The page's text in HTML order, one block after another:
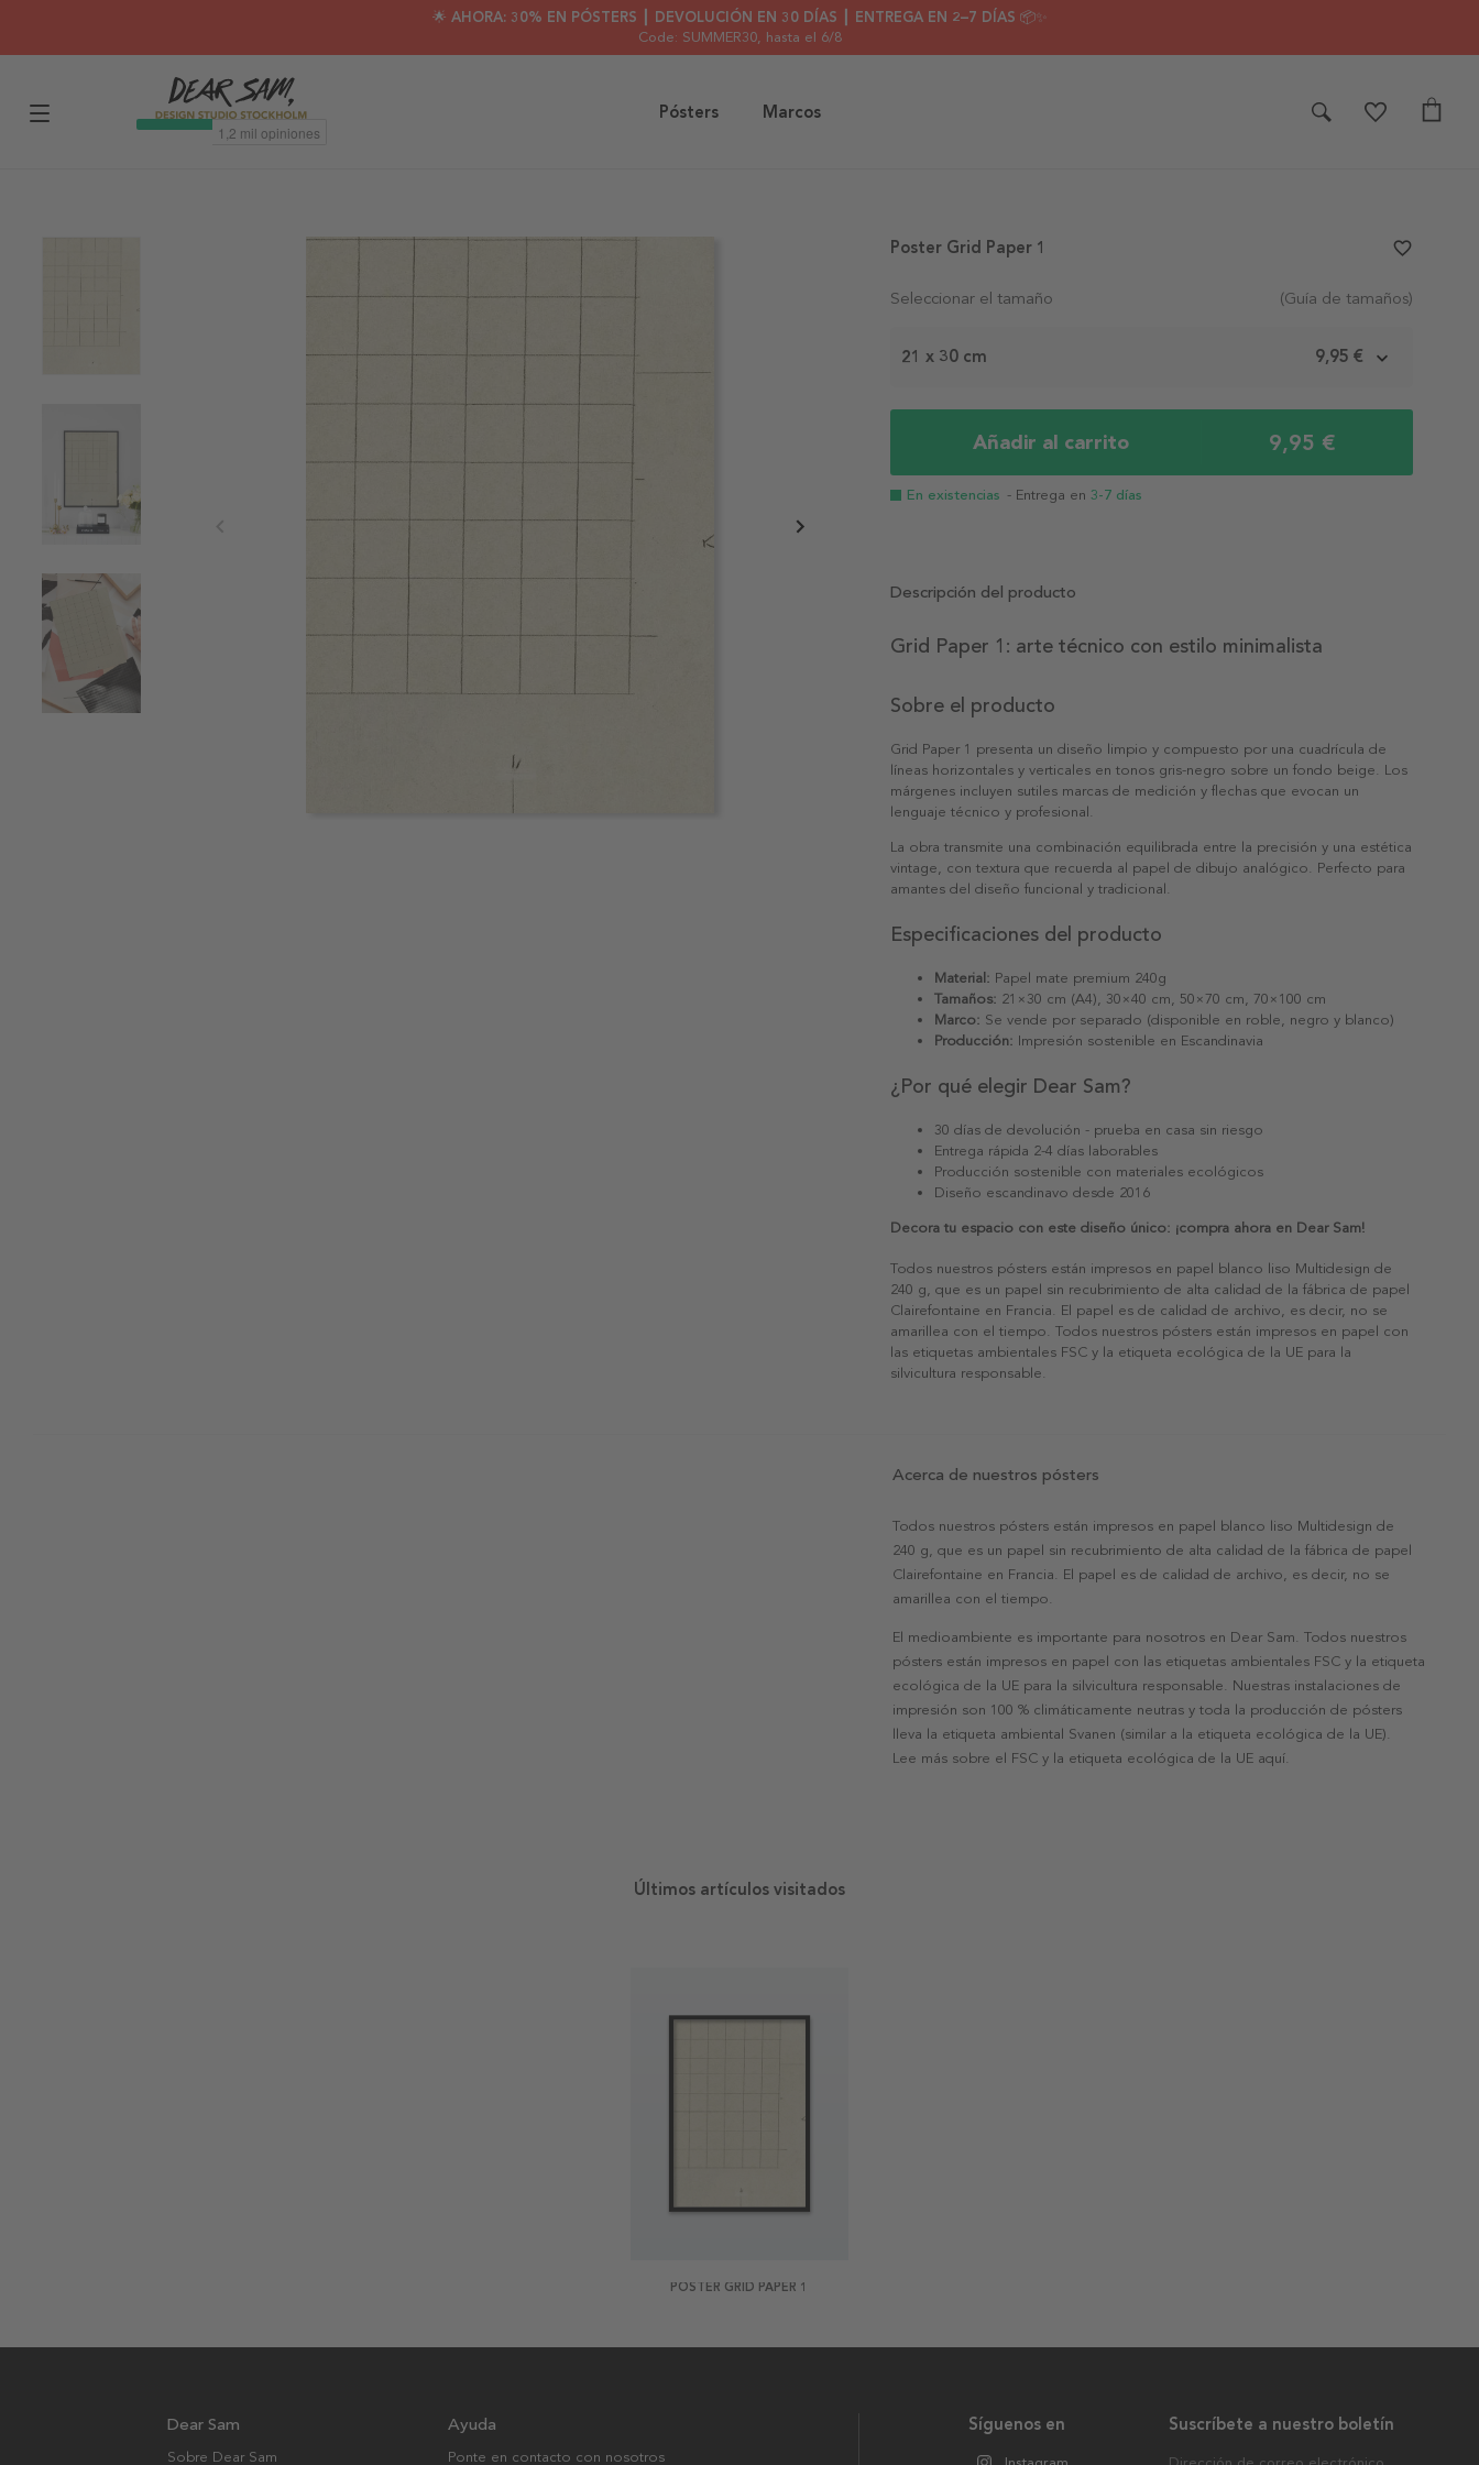
🌟 AHORA: 30% EN PÓSTERS ┃ DEVOLUCIÓN EN 30 DÍAS ┃ ENTREGA EN 2–7 DÍAS 📦✨
Code: SUMMER30, hasta el 6/8
Pósters Marcos
Seleccionar el tamaño (Guía de tamaños)
21 x 30 cm 9,95 €
Añadir al carrito 9,95 €
En existencias - Entrega en 3-7 días
Poster Grid Paper 1 favorite_border
Descripción del producto
Grid Paper 1: arte técnico con estilo minimalista
Sobre el producto
Grid Paper 1 presenta un diseño limpio y compuesto por una cuadrícula de
líneas horizontales y verticales en tonos gris-negro sobre un fondo beige. Los
márgenes incluyen sutiles marcas de medición y flechas que evocan un
lenguaje técnico y profesional.
La obra transmite una combinación equilibrada entre la precisión y una estética
vintage, con textura que recuerda al papel de dibujo analógico. Perfecto para
amantes del diseño funcional y tradicional.
Especificaciones del producto
Material: Papel mate premium 240g
Tamaños: 21×30 cm (A4), 30×40 cm, 50×70 cm, 70×100 cm
Marco: Se vende por separado (disponible en roble, negro y blanco)
Producción: Impresión sostenible en Escandinavia
¿Por qué elegir Dear Sam?
30 días de devolución - prueba en casa sin riesgo
Entrega rápida 2-4 días laborables
Producción sostenible con materiales ecológicos
Diseño escandinavo desde 2016
Decora tu espacio con este diseño único: ¡compra ahora en Dear Sam!
Todos nuestros pósters están impresos en papel blanco liso Multidesign de
240 g, que es un papel sin recubrimiento de alta calidad de la fábrica de papel
Clairefontaine en Francia. El papel es de calidad de archivo, es decir, no se
amarillea con el tiempo. Todos nuestros pósters están impresos en papel con
las etiquetas ambientales FSC y la etiqueta ecológica de la UE para la
silvicultura responsable.
Acerca de nuestros pósters
Todos nuestros pósters están impresos en papel blanco liso Multidesign de
240 g, que es un papel sin recubrimiento de alta calidad de la fábrica de papel
Clairefontaine en Francia. El papel es de calidad de archivo, es decir, no se
amarillea con el tiempo.
El medioambiente es importante para nosotros en Dear Sam. Todos nuestros
pósters están impresos en papel con las etiquetas ambientales FSC y la etiqueta
ecológica de la UE para la silvicultura responsable. Nuestras instalaciones de
impresión son 100 % climáticamente neutras y toda la producción de pósters
lleva la etiqueta ambiental Svanen (similar a la etiqueta ecológica de la UE).
Lee más sobre el FSC y la etiqueta ecológica de la UE aquí.
Últimos artículos visitados
POSTER GRID PAPER 1
Suscríbete a nuestro boletín
Síguenos en
Instagram
Dear Sam
Sobre Dear Sam
Ayuda
Ponte en contacto con nosotros